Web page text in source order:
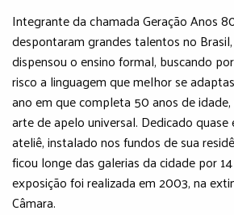
Integrante da chamada Geração Anos
despontaram grandes talentos no
dispensou o ensino formal, buscando
risco a linguagem que melhor se
ano em que completa 50 anos de
arte de apelo universal. Dedicado
ateliê, instalado nos fundos de sua
ficou longe das galerias da cidade por
exposição foi realizada em 2003, na
Câmara.